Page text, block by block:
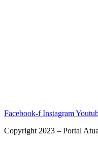
Facebook-f Instagram
Copyright 2023 – Portal